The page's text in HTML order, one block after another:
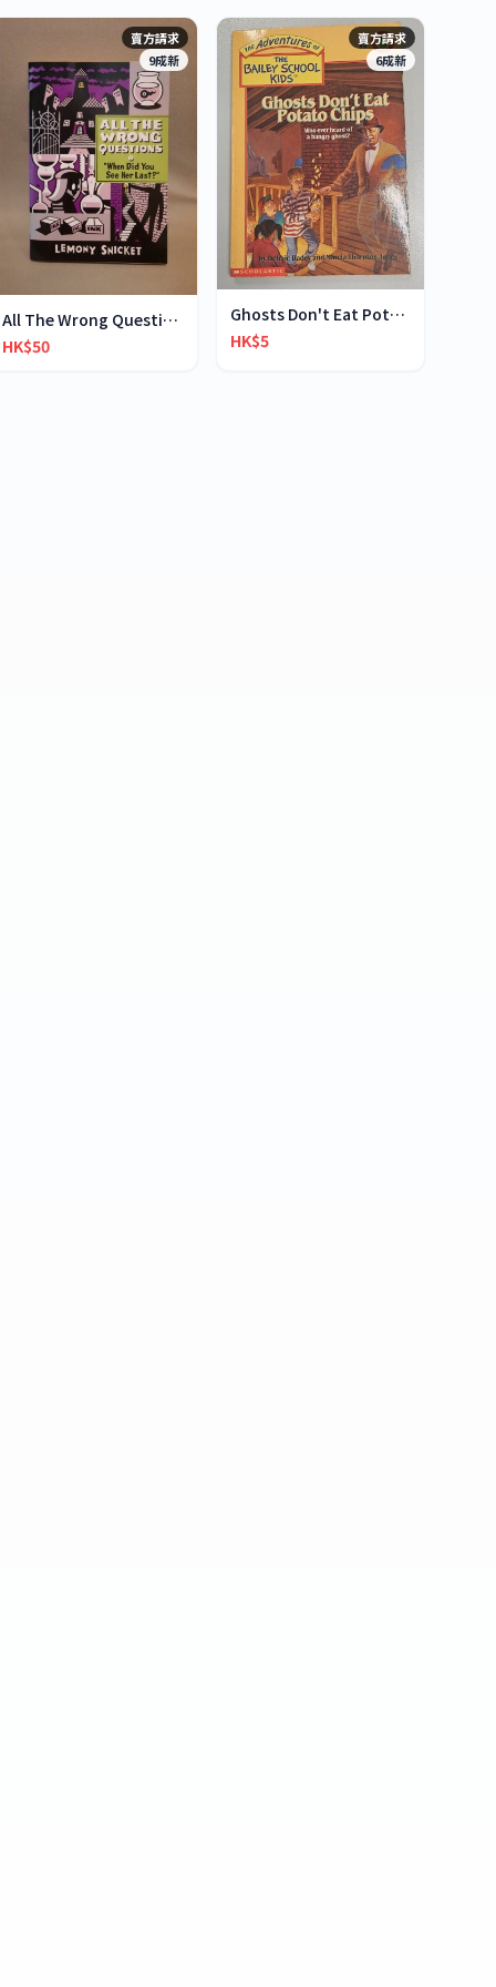
賣方請求
9成新
All The Wrong Questions 2: "When Did You See Her L
HK$50
賣方請求
6成新
Ghosts Don't Eat Potato Chips
HK$5